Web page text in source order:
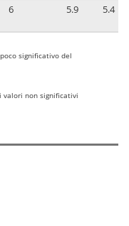
6 5.9 5.4
significativo del
valori non significativi